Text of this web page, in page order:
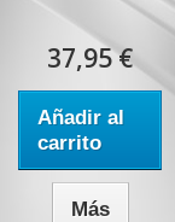
37,95 €
Añadir al
carrito
Más